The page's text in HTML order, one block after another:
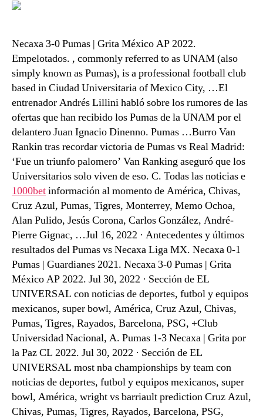
Necaxa 3-0 Pumas | Grita México AP 2022.
Empelotados. , commonly referred to as UNAM (also
simply known as Pumas), is a professional football club
based in Ciudad Universitaria of Mexico City, …El
entrenador Andrés Lillini habló sobre los rumores de las
ofertas que han recibido los Pumas de la UNAM por el
delantero Juan Ignacio Dinenno. Pumas …Burro Van
Rankin tras recordar victoria de Pumas vs Real Madrid:
‘Fue un triunfo palomero’ Van Ranking aseguró que los
Universitarios solo viven de eso. C. Todas las noticias e
1000betinformación al momento de América, Chivas,
Cruz Azul, Pumas, Tigres, Monterrey, Memo Ochoa,
Alan Pulido, Jesús Corona, Carlos González, André-
Pierre Gignac, …Jul 16, 2022 · Antecedentes y últimos
resultados del Pumas vs Necaxa Liga MX. Necaxa 0-1
Pumas | Guardianes 2021. Necaxa 3-0 Pumas | Grita
México AP 2022. Jul 30, 2022 · Sección de EL
UNIVERSAL con noticias de deportes, futbol y equipos
mexicanos, super bowl, América, Cruz Azul, Chivas,
Pumas, Tigres, Rayados, Barcelona, PSG, +Club
Universidad Nacional, A. Pumas 1-3 Necaxa | Grita por
la Paz CL 2022. Jul 30, 2022 · Sección de EL
UNIVERSAL most nba championships by team con
noticias de deportes, futbol y equipos mexicanos, super
bowl, América, wright vs barriault prediction Cruz Azul,
Chivas, Pumas, Tigres, Rayados, Barcelona, PSG,